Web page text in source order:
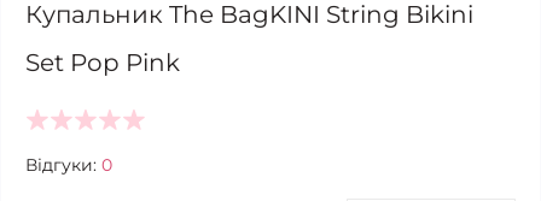
Купальник The BagKINI String Bikini
Set Pop Pink
Відгуки: 0